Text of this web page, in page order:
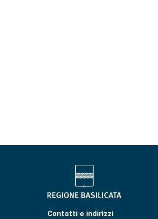
Contatti e indirizzi